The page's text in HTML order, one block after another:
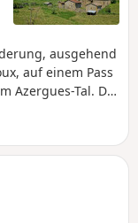
ausgehend
auf einem Pass
Azergues-Tal. Die
freie
Bois des